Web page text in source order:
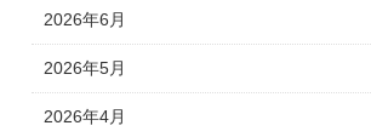
2026年6月
2026年5月
2026年4月